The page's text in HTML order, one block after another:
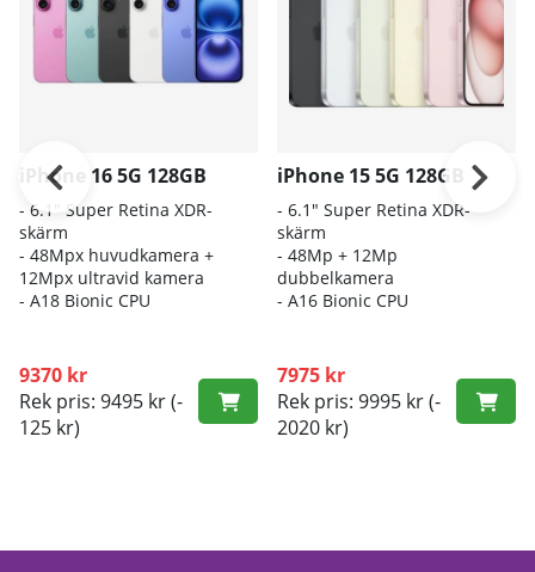
iPhone 16 5G 128GB
- 6.1″ Super Retina XDR-
skärm
- 48Mpx huvudkamera +
12Mpx ultravid kamera
- A18 Bionic CPU
9370 kr
Rek pris: 9495 kr(-
125 kr)
iPhone 15 5G 128GB
- 6.1" Super Retina XDR-
skärm
- 48Mp + 12Mp
dubbelkamera
- A16 Bionic CPU
7975 kr
Rek pris: 9995 kr(-
2020 kr)